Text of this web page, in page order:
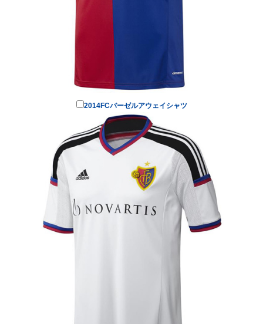
2014FCバーゼルアウェイシャツ